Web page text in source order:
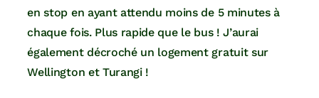
en stop en ayant attendu moins de 5 minutes à
chaque fois. Plus rapide que le bus ! J’aurai
également décroché un logement gratuit sur
Wellington et Turangi !